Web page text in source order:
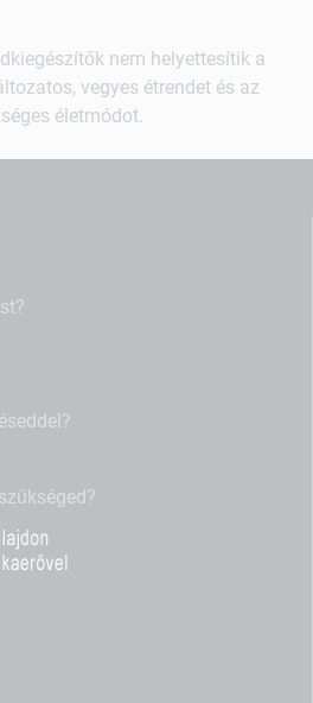
nem helyettesítik a
vegyes étrendet és az
életmódot.